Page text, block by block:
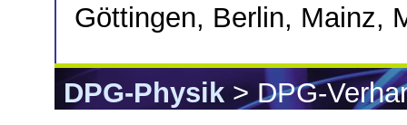
Göttingen, Berlin, Mainz,
DPG-Physik> DPG-